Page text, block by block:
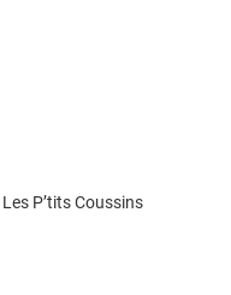
P’tits Coussins